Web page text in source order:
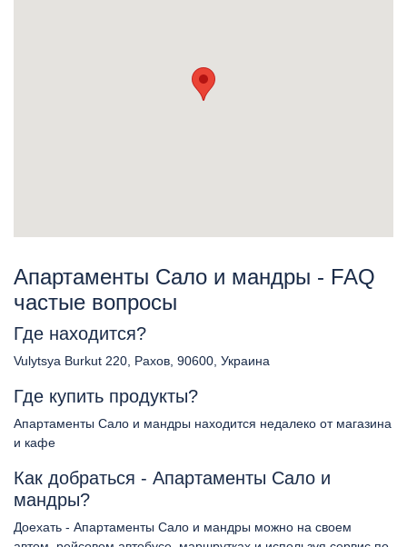
Апартаменты Сало и мандры - FAQ
частые вопросы
Где находится?
Vulytsya Burkut 220, Рахов, 90600, Украина
Где купить продукты?
Апартаменты Сало и мандры находится недалеко от магазина
и кафе
Как добраться - Апартаменты Сало и
мандры?
Доехать - Апартаменты Сало и мандры можно на своем